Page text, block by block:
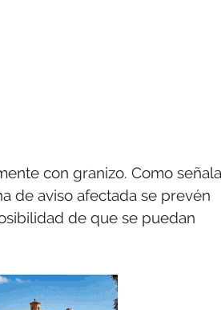
con granizo. Como
de aviso afectada se prevén
de que se puedan